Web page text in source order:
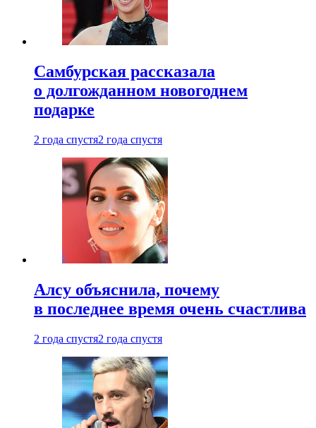
Самбурская рассказала
о долгожданном новогоднем
подарке
2 года спустя2 года спустя
Алсу объяснила, почему
в последнее время очень счастлива
2 года спустя2 года спустя